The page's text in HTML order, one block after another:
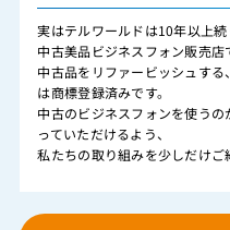
実はテルワールドは10年以上続
中古美品ビジネスフォン販売店
中古品をリファービッシュす
は商標登録済みです。
中古のビジネスフォンを使う
っていただけるよう、
私たちの取り組みを少しだけご